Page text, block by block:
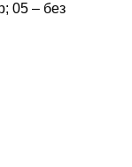
05 – без